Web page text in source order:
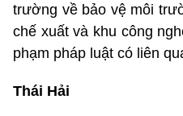
trường về bảo vệ môi
chế xuất và khu công
phạm pháp luật có liên
Thái Hải